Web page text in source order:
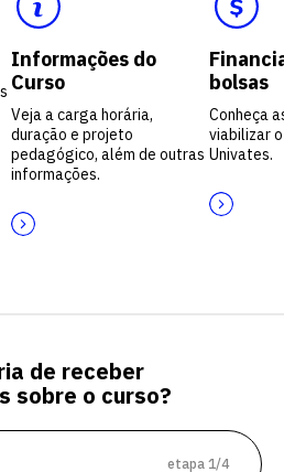
Informações do
Curso
Veja a carga horária,
duração e projeto
pedagógico, além de outras
informações.
bolsas
Conheça
viabilizar
Univates.
de receber
sobre o curso?
etapa 1/4